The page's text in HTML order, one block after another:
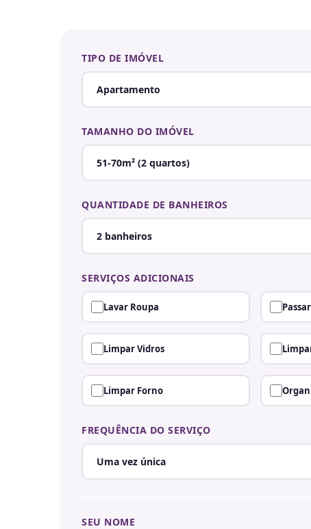
TIPO DE IMÓVEL
TAMANHO DO IMÓVEL
QUANTIDADE DE BANHEIROS
SERVIÇOS ADICIONAIS
Lavar Roupa
Limpar Vidros
Limpar Forno
FREQUÊNCIA DO SERVIÇO
SEU NOME